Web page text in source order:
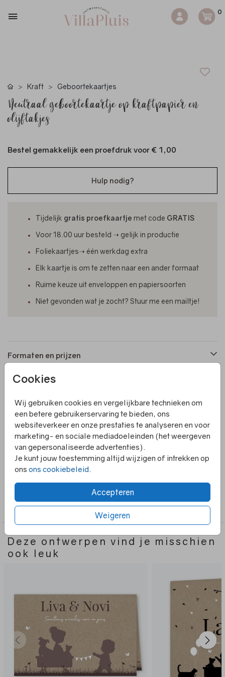
0
Cookies
Wij gebruiken cookies en vergelijkbare technieken om
een betere gebruikerservaring te bieden, ons
websiteverkeer en onze prestaties te analyseren en voor
marketing- en sociale mediadoeleinden (het weergeven
van gepersonaliseerde advertenties).
Je kunt jouw toestemming altijd wijzigen of intrekken op
ons ons cookiebeleid.
Accepteren
Weigeren
Kraft Geboortekaartjes
Neutraal geboortekaartje op kraftpapier en
olijftakjes
Bestel gemakkelijk een proefdruk voor € 1,00
Hulp nodig?
Tijdelijk gratis proefkaartje met code GRATIS
Voor 18.00 uur besteld ➝ gelijk in productie
Foliekaartjes➝ één werkdag extra
Elk kaartje is om te zetten naar een ander formaat
Ruime keuze uit enveloppen en papiersoorten
Niet gevonden wat je zocht? Stuur me een mailtje!
Formaten en prijzen
Productinformatie
Omschrijving
Een rechthoekig geboortekaartje op kraftpapier met
stipjes en olijftakken. Pas de kleuren zelf naar wens aan.
TIP: om wat extra kleur toe te voegen kun je er een
gekleurd labeltje aan hangen.
Geboortekaartjes
Deze ontwerpen vind je misschien
ook leuk